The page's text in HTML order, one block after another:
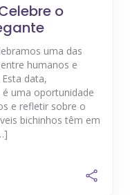
o
uma das
humanos e
data,
uma oportunidade
e refletir sobre o
bichinhos têm em